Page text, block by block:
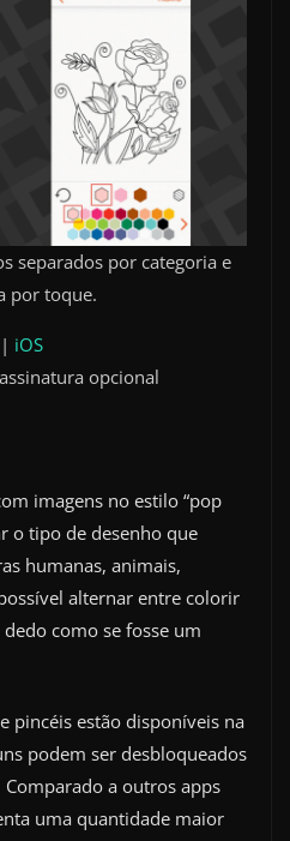
separados por categoria e
por toque.
| iOS
opcional
imagens no estilo “pop
o tipo de desenho que
humanas, animais,
alternar entre colorir
como se fosse um
pincéis estão disponíveis na
podem ser desbloqueados
a outros apps
uma quantidade maior